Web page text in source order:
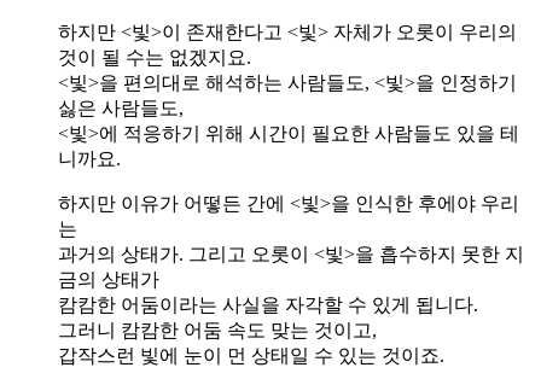
하지만 <빛>이 존재한다고 <빛> 자체가 오롯이 우리의
것이 될 수는 없겠지요.
<빛>을 편의대로 해석하는 사람들도, <빛>을 인정하기
싫은 사람들도,
<빛>에 적응하기 위해 시간이 필요한 사람들도 있을 테
니까요.
하지만 이유가 어떻든 간에 <빛>을 인식한 후에야 우리
는
과거의 상태가. 그리고 오롯이 <빛>을 흡수하지 못한 지
금의 상태가
캄캄한 어둠이라는 사실을 자각할 수 있게 됩니다.
그러니 캄캄한 어둠 속도 맞는 것이고,
갑작스런 빛에 눈이 먼 상태일 수 있는 것이죠.